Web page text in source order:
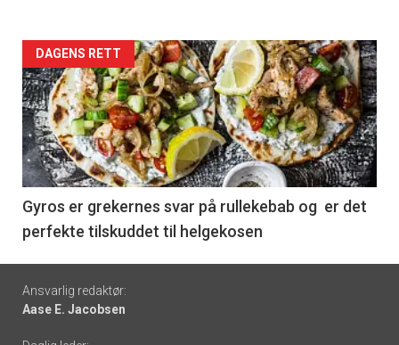
Forsiden
akkurat
nå
-
6
DAGENS RETT
Gyros er grekernes svar på rullekebab og er det
perfekte tilskuddet til helgekosen
Footer
-
Ansvarlig redaktør:
Aase E. Jacobsen